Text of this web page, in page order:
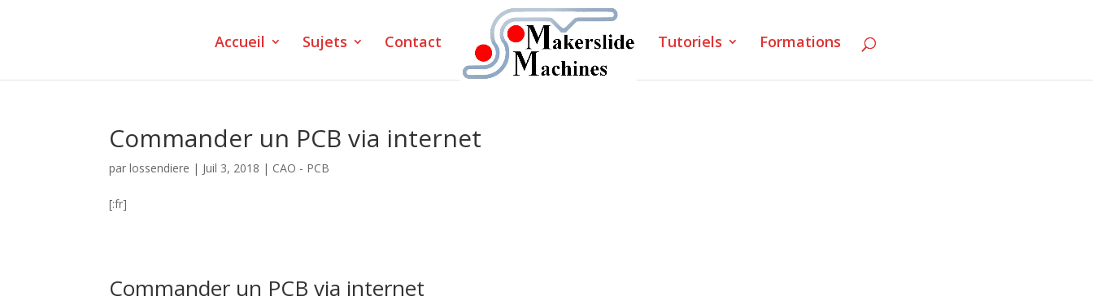
Accueil Sujets Contact Tutoriels Formations
Commander un PCB via internet
parlossendiere | Juil 3, 2018 | CAO - PCB
[:fr]
Commander un PCB via internet